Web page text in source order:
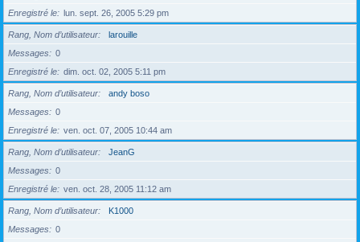
Enregistré le
lun. sept. 26, 2005 5:29 pm
Rang, Nom d’utilisateur
larouille
Messages
0
Enregistré le
dim. oct. 02, 2005 5:11 pm
Rang, Nom d’utilisateur
andy boso
Messages
0
Enregistré le
ven. oct. 07, 2005 10:44 am
Rang, Nom d’utilisateur
JeanG
Messages
0
Enregistré le
ven. oct. 28, 2005 11:12 am
Rang, Nom d’utilisateur
K1000
Messages
0